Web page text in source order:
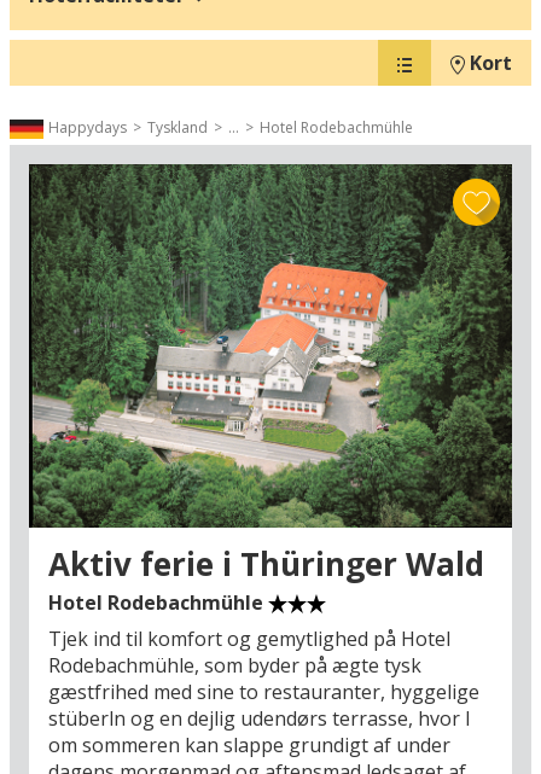
Kort
Happydays Tyskland ... Hotel Rodebachmühle
Aktiv ferie i Thüringer Wald
Hotel Rodebachmühle
Tjek ind til komfort og gemytlighed på Hotel
Rodebachmühle, som byder på ægte tysk
gæstfrihed med sine to restauranter, hyggelige
stüberln og en dejlig udendørs terrasse, hvor I
om sommeren kan slappe grundigt af under